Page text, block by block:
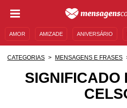
AMOR AMIZADE ANIVERSÁRIO
MENSAGENS DE
CATEGORIAS MENSAGENS E FRASES
SIGNIFICADO